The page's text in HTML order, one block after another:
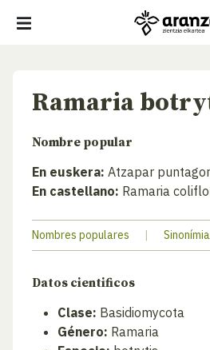
Ramaria
Nombre popular
En euskera: Atzapar
En castellano: Ramaria
Nombres populares |
Datos cientificos
Clase: Basidiomycota
Género: Ramaria